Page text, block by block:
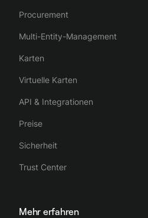
Procurement
Multi-Entity-Management
Karten
Virtuelle Karten
API & Integrationen
Preise
Sicherheit
Trust Center
Mehr erfahren